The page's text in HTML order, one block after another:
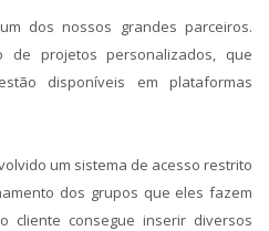
dos nossos grandes parceiros.
de projetos personalizados, que
disponíveis em plataformas
um sistema de acesso restrito
dos grupos que eles fazem
cliente consegue inserir diversos